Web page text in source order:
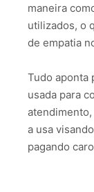
maneira
utilizados, o
de empatia
Tudo aponta
usada para
a usa
pagando